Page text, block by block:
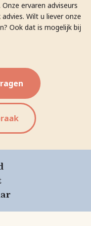
ervaren adviseurs
Wilt u liever onze
Ook dat is mogelijk bij